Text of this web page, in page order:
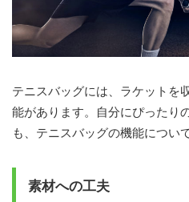
テニスバッグには、ラケットを
能があります。自分にぴったり
も、テニスバッグの機能につい
素材への工夫